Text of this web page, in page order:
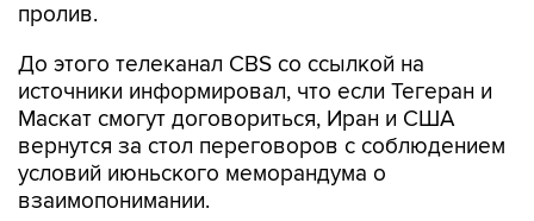
пролив.
До этого телеканал CBS со ссылкой на
источники информировал, что если Тегеран и
Маскат смогут договориться, Иран и США
вернутся за стол переговоров с соблюдением
условий июньского меморандума о
взаимопонимании.